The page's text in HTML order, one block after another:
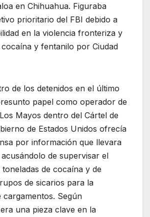
en Chihuahua. Figuraba
prioritario del FBI debido a
en la violencia fronteriza y
y fentanilo por Ciudad
de los detenidos en el último
papel como operador de
Mayos dentro del Cártel de
de Estados Unidos ofrecía
por información que llevara
de supervisar el
de cocaína y de
de sicarios para la
cargamentos. Según
una pieza clave en la